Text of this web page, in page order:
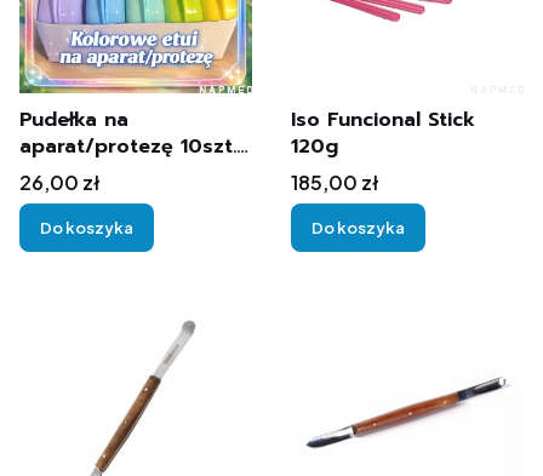
Pudełka na
aparat/protezę 10szt.
PREMIUM
Cena
26,00 zł
Do koszyka
Iso Funcional Stick
120g
Cena
185,00 zł
Do koszyka